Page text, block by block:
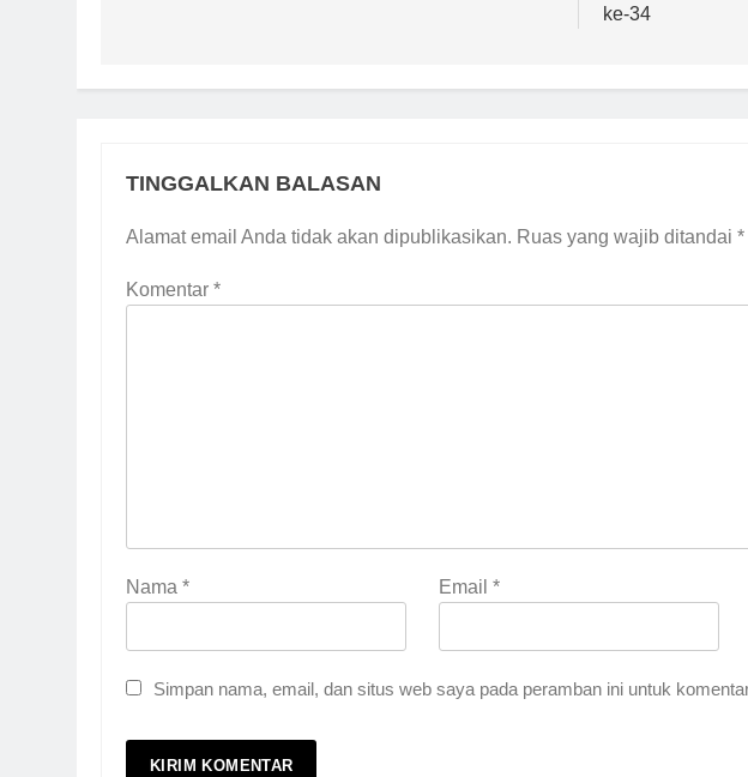
ke-34
TINGGALKAN BALASAN
Alamat email Anda tidak akan dipublikasikan. Ruas yang wajib ditandai *
Komentar *
Nama * Email *
Simpan nama, email, dan situs web saya pada peramban ini untuk
5
Pernah Galau? Ini Jalan Indah Tuhan
HIKMAH
6